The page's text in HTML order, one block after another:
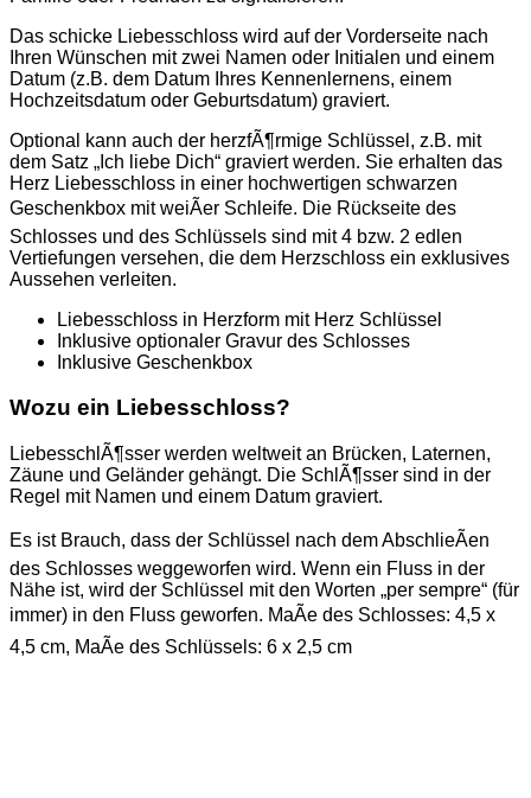
Das schicke Liebesschloss wird auf der Vorderseite nach
Ihren Wünschen mit zwei Namen oder Initialen und einem
Datum (z.B. dem Datum Ihres Kennenlernens, einem
Hochzeitsdatum oder Geburtsdatum) graviert.
Optional kann auch der herzfÃ¶rmige Schlüssel, z.B. mit
dem Satz „Ich liebe Dich“ graviert werden. Sie erhalten das
Herz Liebesschloss in einer hochwertigen schwarzen
Geschenkbox mit weiÃer Schleife. Die Rückseite des
Schlosses und des Schlüssels sind mit 4 bzw. 2 edlen
Vertiefungen versehen, die dem Herzschloss ein exklusives
Aussehen verleiten.
Liebesschloss in Herzform mit Herz Schlüssel
Inklusive optionaler Gravur des Schlosses
Inklusive Geschenkbox
Wozu ein Liebesschloss?
LiebesschlÃ¶sser werden weltweit an Brücken, Laternen,
Zäune und Geländer gehängt. Die SchlÃ¶sser sind in der
Regel mit Namen und einem Datum graviert.
Es ist Brauch, dass der Schlüssel nach dem AbschlieÃen
des Schlosses weggeworfen wird. Wenn ein Fluss in der
Nähe ist, wird der Schlüssel mit den Worten „per sempre“ (für
immer) in den Fluss geworfen. MaÃe des Schlosses: 4,5 x
4,5 cm, MaÃe des Schlüssels: 6 x 2,5 cm